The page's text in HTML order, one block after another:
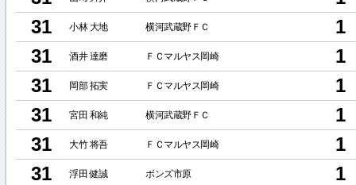
31
小林 大地 横河武蔵野ＦＣ
1
31
酒井 達磨 ＦＣマルヤス岡崎
1
31
岡部 拓実 ＦＣマルヤス岡崎
1
31
宮田 和純 横河武蔵野ＦＣ
1
31
大竹 将吾 ＦＣマルヤス岡崎
1
31
浮田 健誠 ボンズ市原
1